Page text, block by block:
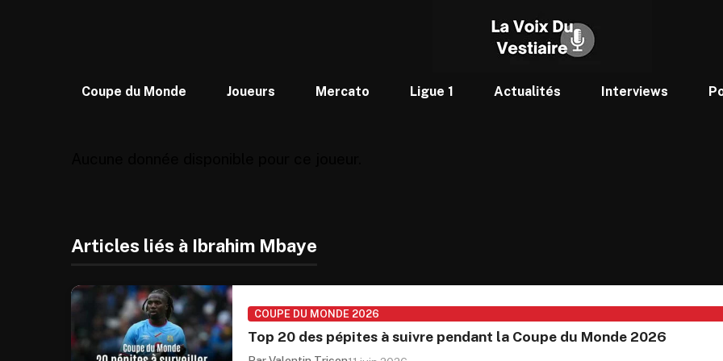
Coupe du Monde Joueurs Mercato Ligue 1 Actualités Interviews
Articles liés à Ibrahim Mbaye
COUPE DU MONDE 2026
Top 20 des pépites à suivre pendant la Coupe du Monde 2026